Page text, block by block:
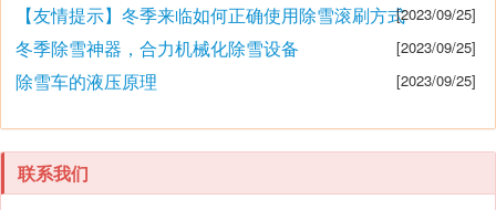
【友情提示】冬季来临如何正确使用除雪滚刷方式[2023/09/25]
冬季除雪神器，合力机械化除雪设备 [2023/09/25]
除雪车的液压原理 [2023/09/25]
联系我们